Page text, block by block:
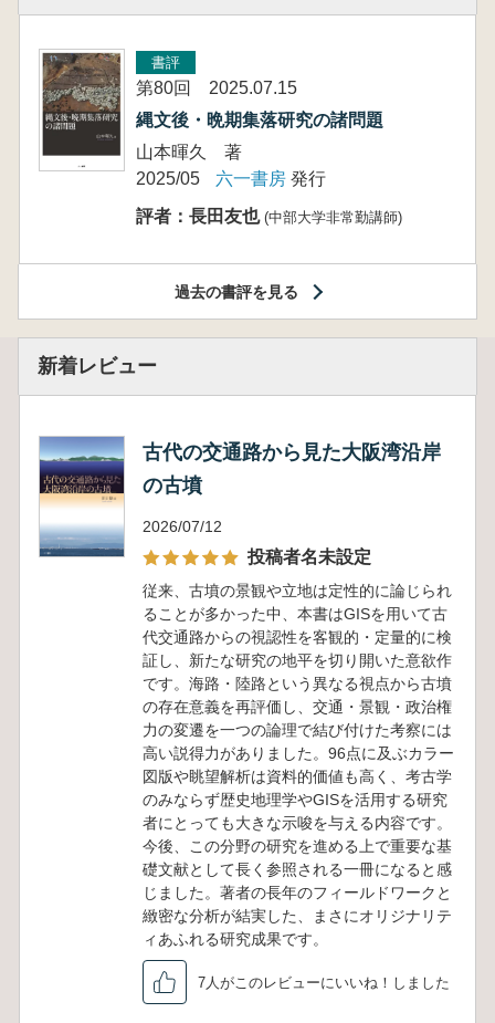
書評
第80回 2025.07.15
縄文後・晩期集落研究の諸問題
山本暉久 著
2025/05
六一書房 発行
評者：長田友也 (中部大学非常勤講師)
過去の書評を見る
新着レビュー
古代の交通路から見た大阪湾沿岸
の古墳
2026/07/12
投稿者名未設定
従来、古墳の景観や立地は定性的に論じられ
ることが多かった中、本書はGISを用いて古
代交通路からの視認性を客観的・定量的に検
証し、新たな研究の地平を切り開いた意欲作
です。海路・陸路という異なる視点から古墳
の存在意義を再評価し、交通・景観・政治権
力の変遷を一つの論理で結び付けた考察には
高い説得力がありました。96点に及ぶカラー
図版や眺望解析は資料的価値も高く、考古学
のみならず歴史地理学やGISを活用する研究
者にとっても大きな示唆を与える内容です。
今後、この分野の研究を進める上で重要な基
礎文献として長く参照される一冊になると感
じました。著者の長年のフィールドワークと
緻密な分析が結実した、まさにオリジナリテ
ィあふれる研究成果です。
7人がこのレビューにいいね！しました